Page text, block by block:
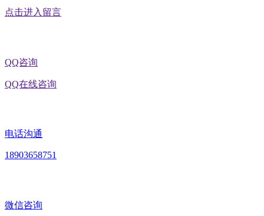
点击进入留言
QQ咨询
QQ在线咨询
电话沟通
18903658751
微信咨询